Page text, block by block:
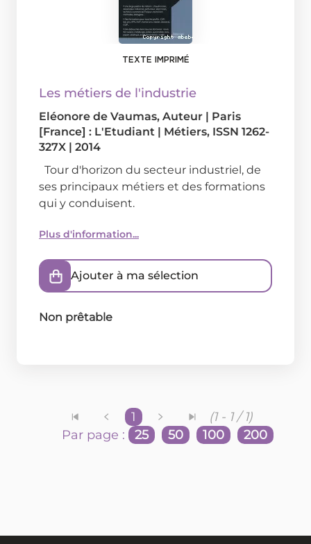
TEXTE IMPRIMÉ
Les métiers de l'industrie
Eléonore de Vaumas, Auteur | Paris
[France] : L'Etudiant | Métiers, ISSN 1262-
327X | 2014
Tour d'horizon du secteur industriel, de
ses principaux métiers et des formations
qui y conduisent.
Plus d'information...
Ajouter à ma sélection
Non prêtable
1
(1 - 1 / 1)
Par page :
25 50 100 200